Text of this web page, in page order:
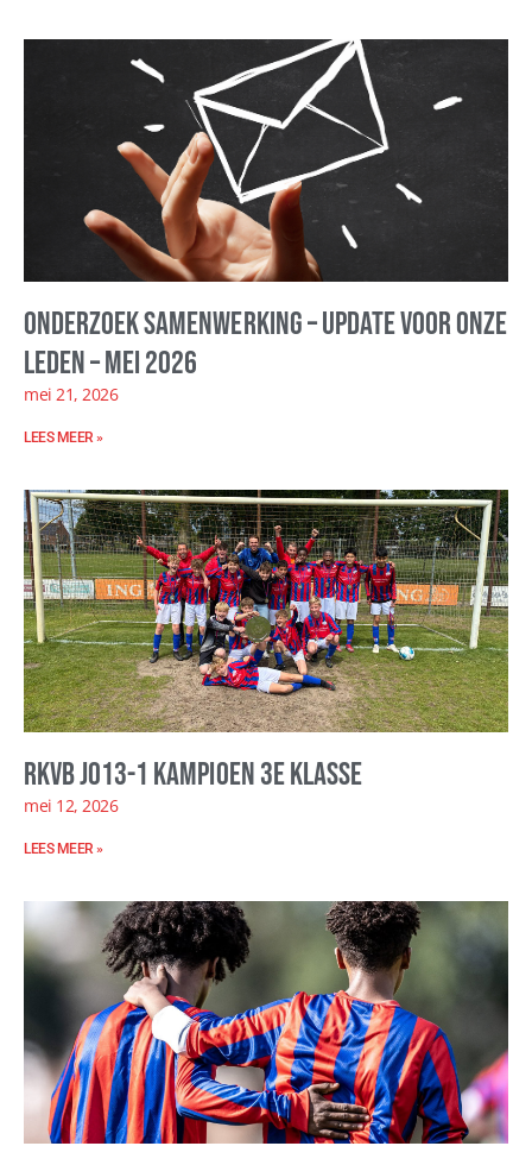
Onderzoek samenwerking – update voor onze
leden – mei 2026
mei 21, 2026
LEES MEER »
RKVB JO13-1 kampioen 3e klasse
mei 12, 2026
LEES MEER »